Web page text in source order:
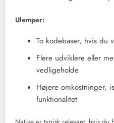
Ulemper:
To kodebaser, hvis du
Flere udviklere eller
vedligeholde
Højere omkostninger,
funktionalitet